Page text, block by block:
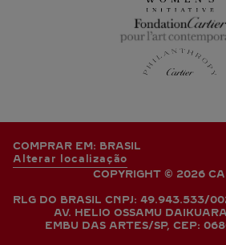
COMPRAR EM: BRASIL
Alterar localização
COPYRIGHT © 2026
RLG DO BRASIL CNPJ: 49.943.533/
AV. HELIO OSSAMU
EMBU DAS ARTES/SP, CEP: